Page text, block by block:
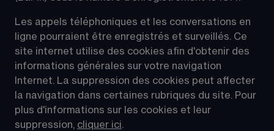
Les appels téléphoniques et les conversations en
ligne pourraient être enregistrés et surveillés. Ce
site internet utilise des cookies afin d'obtenir des
informations générales sur votre navigation
Internet. La suppression des cookies peut affecter
la navigation dans certaines rubriques du site. Pour
plus d'informations sur les cookies et leur
suppression, cliquer ici.